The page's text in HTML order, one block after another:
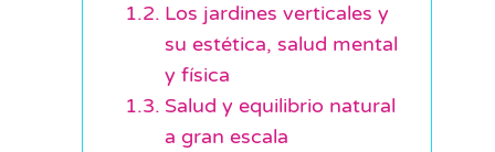
Los jardines verticales y
su estética, salud mental
y física
Salud y equilibrio natural
a gran escala